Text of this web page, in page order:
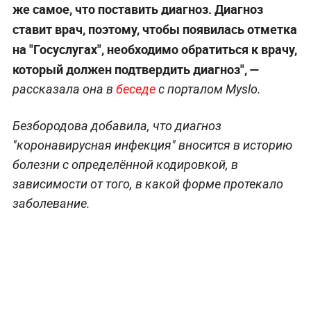
же самое, что поставить диагноз. Диагноз
ставит врач, поэтому, чтобы появилась отметка
на "Госуслугах", необходимо обратиться к врачу,
который должен подтвердить диагноз", —
рассказала она в беседес порталом Myslo.
Безбородова добавила, что диагноз
"коронавирусная инфекция" вносится в историю
болезни с определённой кодировкой, в
зависимости от того, в какой форме протекало
заболевание.